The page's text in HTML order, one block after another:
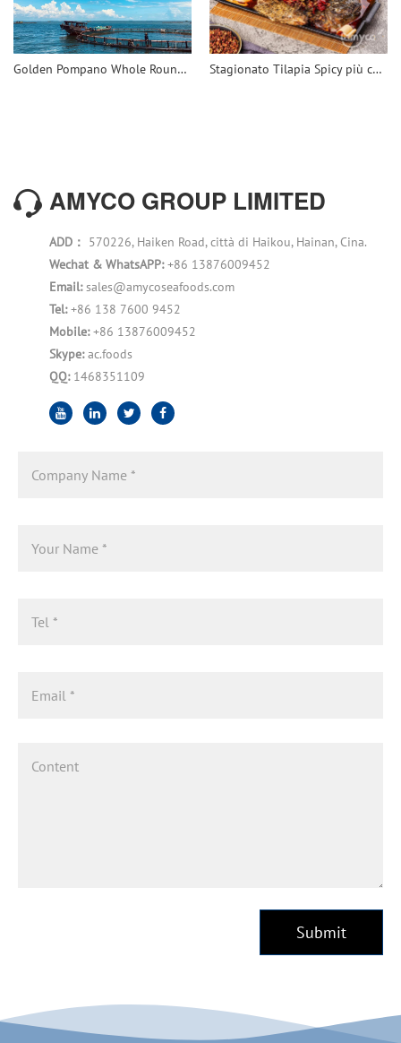
Golden Pompano Whole Round - 翻译中... Stagionato Tilapia Spicy più conveniente
AMYCO GROUP LIMITED
ADD： 570226, Haiken Road, città di Haikou, Hainan, Cina.
Wechat & WhatsAPP:+86 13876009452
Email:sales@amycoseafoods.com
Tel:+86 138 7600 9452
Mobile:+86 13876009452
Skype:ac.foods
QQ: 1468351109
Submit